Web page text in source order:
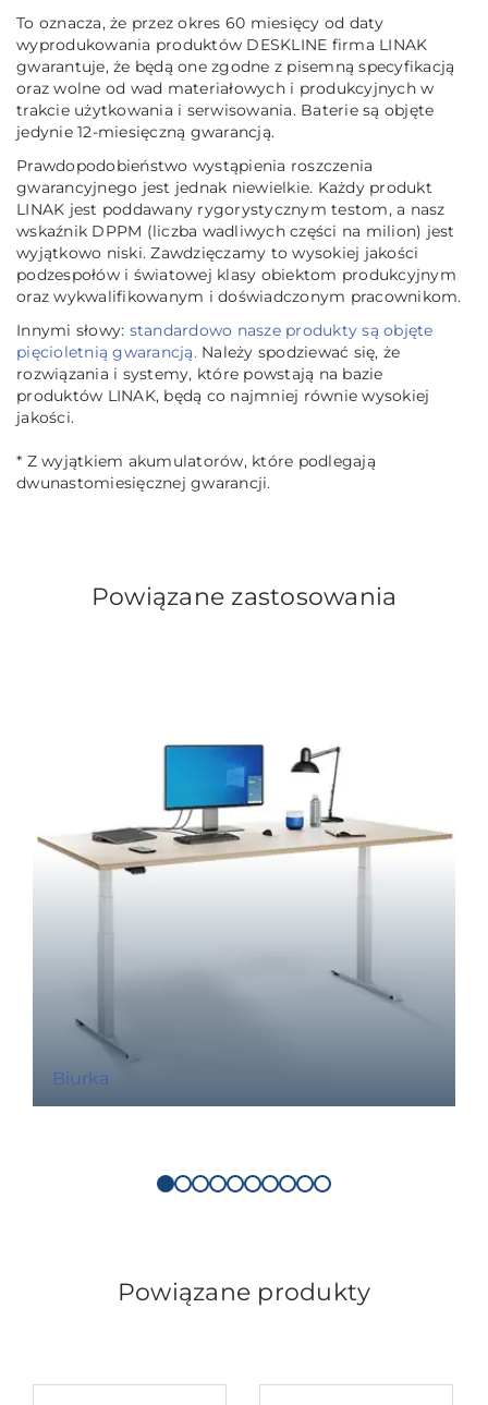
To oznacza, że przez okres 60 miesięcy od daty
wyprodukowania produktów DESKLINE firma LINAK
gwarantuje, że będą one zgodne z pisemną specyfikacją
oraz wolne od wad materiałowych i produkcyjnych w
trakcie użytkowania i serwisowania. Baterie są objęte
jedynie 12-miesięczną gwarancją.
Prawdopodobieństwo wystąpienia roszczenia
gwarancyjnego jest jednak niewielkie. Każdy produkt
LINAK jest poddawany rygorystycznym testom, a nasz
wskaźnik DPPM (liczba wadliwych części na milion) jest
wyjątkowo niski. Zawdzięczamy to wysokiej jakości
podzespołów i światowej klasy obiektom produkcyjnym
oraz wykwalifikowanym i doświadczonym pracownikom.
Innymi słowy: standardowo nasze produkty są objęte
pięcioletnią gwarancją. Należy spodziewać się, że
rozwiązania i systemy, które powstają na bazie
produktów LINAK, będą co najmniej równie wysokiej
jakości.
* Z wyjątkiem akumulatorów, które podlegają
dwunastomiesięcznej gwarancji.
Powiązane zastosowania
Biurka
Powiązane produkty